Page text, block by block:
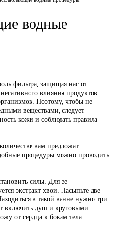
водные
фильтра, защищая нас от
влияния продуктов
Поэтому, чтобы не
веществами, следует
кожи и соблюдать правила
вам предложат
процедуры можно проводить
силы. Для ее
экстракт хвои. Насыпьте две
в такой ванне нужно три
включить душ и круговыми
от сердца к бокам тела.